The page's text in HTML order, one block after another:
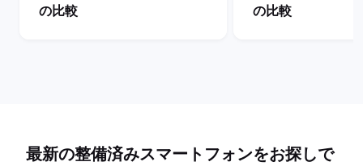
の比較
の比較
最新の整備済みスマートフォンをお探しで